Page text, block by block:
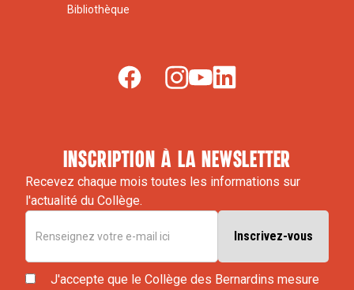
Bibliothèque
inscription à la newsletter
Recevez chaque mois toutes les informations sur
l'actualité du Collège.
J'accepte que le Collège des Bernardins mesure